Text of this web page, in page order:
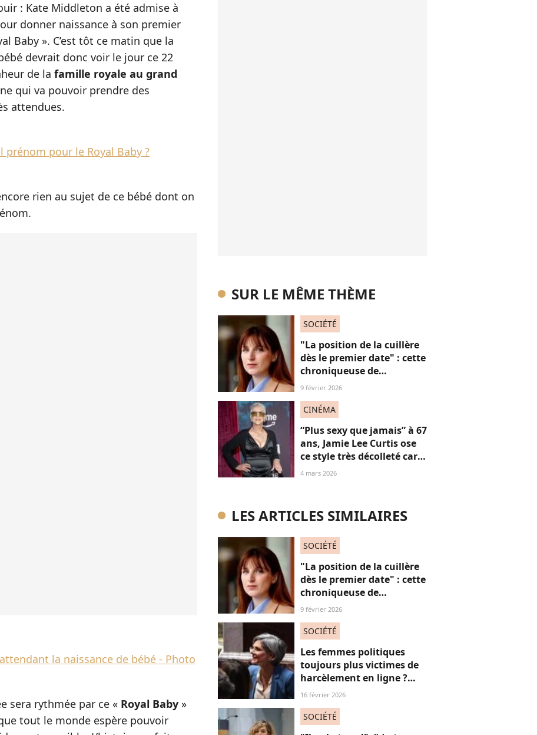
: Kate Middleton a été admise à
donner naissance à son premier
Baby ». C’est tôt ce matin que la
devrait donc voir le jour ce 22
de la famille royale au grand
qui va pouvoir prendre des
attendues.
prénom pour le Royal Baby ?
rien au sujet de ce bébé dont on
la naissance de bébé - Photo
sera rythmée par ce « Royal Baby »
tout le monde espère pouvoir
SUR LE MÊME THÈME
SOCIÉTÉ
"La position de la cuillère
dès le premier date" : cette
chroniqueuse de
Quotidien s'amuse de
absolument jubilatoire
9 février 2026
CINÉMA
“Plus sexy que jamais” à 67
ans, Jamie Lee Curtis ose
ce style très décolleté car
“les femmes n’ont pas de
4 mars 2026
LES ARTICLES SIMILAIRES
SOCIÉTÉ
"La position de la cuillère
dès le premier date" : cette
chroniqueuse de
Quotidien s'amuse de
absolument jubilatoire
9 février 2026
SOCIÉTÉ
Les femmes politiques
toujours plus victimes de
harcèlement en ligne ?
Une étude interroge ce
16 février 2026
SOCIÉTÉ